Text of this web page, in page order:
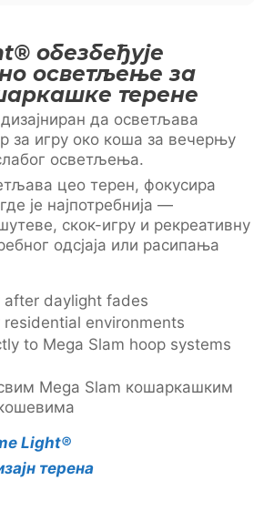
обезбеђује
осветљење за
терене
да осветљава
за игру око коша за вечерњу
осветљења.
цео терен, фокусира
је најпотребнија —
скок-игру и рекреативну
одсјаја или расипања
after daylight fades
residential environments
to Mega Slam hoop systems
Mega Slam кошаркашким
Light®
терена